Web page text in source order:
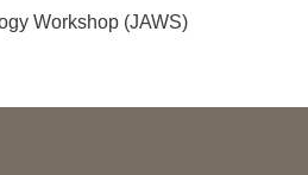
Workshop (JAWS)